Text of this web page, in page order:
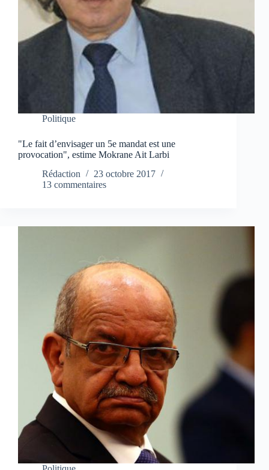
Politique
"Le fait d’envisager un 5e mandat est une
provocation", estime Mokrane Ait Larbi
Rédaction
23 octobre 2017
13 commentaires